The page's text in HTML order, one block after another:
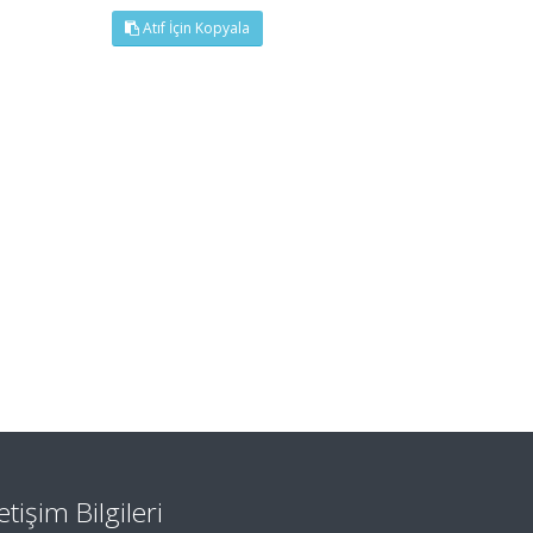
Atıf İçin Kopyala
Bilgileri